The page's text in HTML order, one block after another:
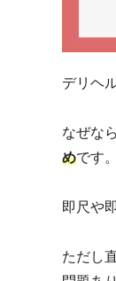
デリヘ
なぜなら
めです。
即尺や
ただし